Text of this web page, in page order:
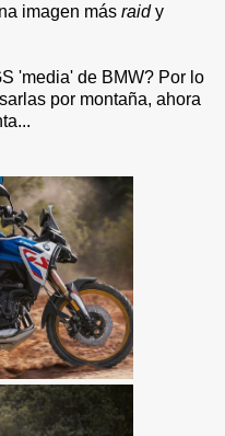
imagen más raidy
'media' de BMW? Por lo
por montaña, ahora